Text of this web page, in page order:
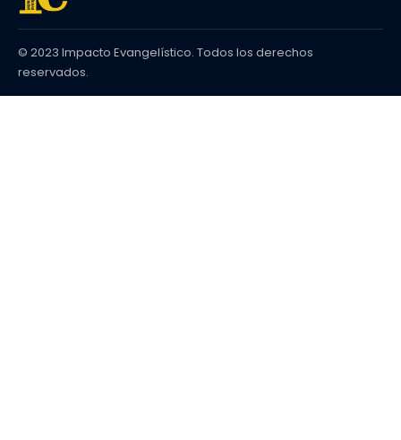
© 2023 Impacto Evangelístico. Todos los derechos
reservados.